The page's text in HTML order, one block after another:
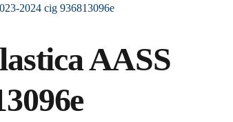
2024 cig 936813096e
AASS